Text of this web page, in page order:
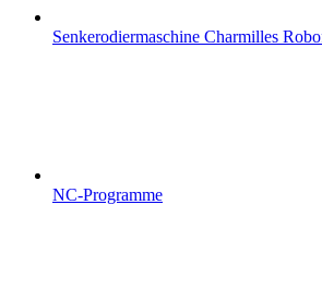
Senkerodiermaschine Charmilles
NC-Programme